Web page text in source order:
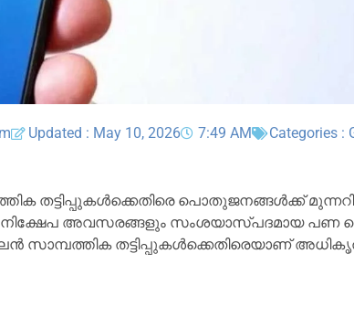
Updated : May 10, 2026 7:49 AM Categories :
തട്ടിപ്പുകൾക്കെതിരെ പൊതുജനങ്ങൾക്ക്
അവസരങ്ങളും സംശയാസ്പദമായ പണ
തട്ടിപ്പുകൾക്കെതിരെയാണ്